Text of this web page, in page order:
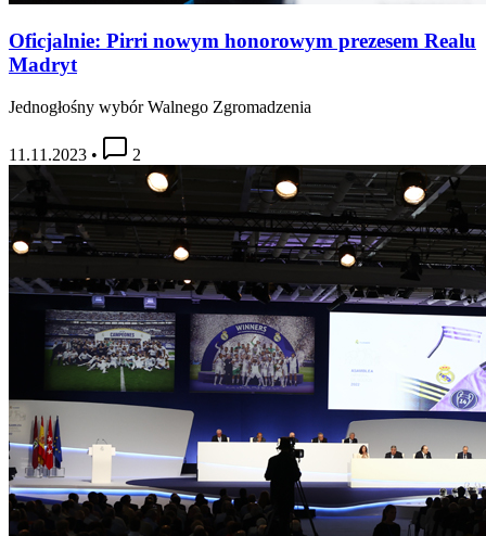
Oficjalnie: Pirri nowym honorowym prezesem Realu
Madryt
Jednogłośny wybór Walnego Zgromadzenia
11.11.2023 • 2